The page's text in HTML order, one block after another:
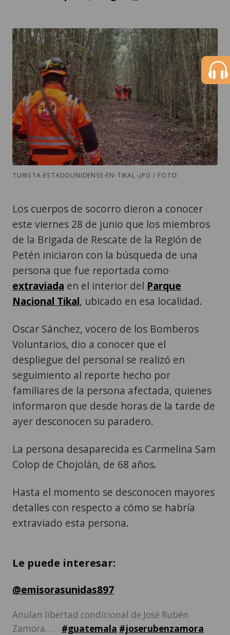
TURISTA-ESTADOUNIDENSE-EN-TIKAL-.JPG / FOTO:
Los cuerpos de socorro dieron a conocer
este viernes 28 de junio que los miembros
de la Brigada de Rescate de la Región de
Petén iniciaron con la búsqueda de una
persona que fue reportada como
extraviada en el interior del Parque
Nacional Tikal, ubicado en esa localidad.
Oscar Sánchez, vocero de los Bomberos
Voluntarios, dio a conocer que el
despliegue del personal se realizó en
seguimiento al reporte hecho por
familiares de la persona afectada, quienes
informaron que desde horas de la tarde de
ayer desconocen su paradero.
La persona desaparecida es Carmelina Sam
Colop de Chojolán, de 68 años.
Hasta el momento se desconocen mayores
detalles con respecto a cómo se habría
extraviado esta persona.
Le puede interesar:
@emisorasunidas897
Anulan libertad condicional de José Rubén
Zamora. . . . #guatemala #joserubenzamora